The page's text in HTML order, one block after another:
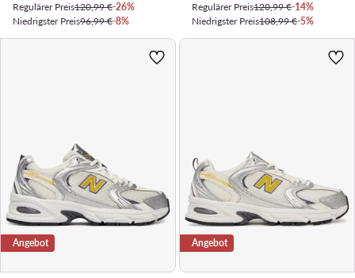
Regulärer Preis120,99 €-26%
Niedrigster Preis96,99 €-8%
Regulärer Preis120,99 €-14%
Niedrigster Preis108,99 €-5%
Angebot Angebot